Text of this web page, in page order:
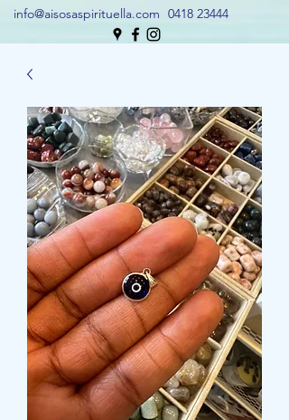
info@aisosaspirituella.com 0418 23444